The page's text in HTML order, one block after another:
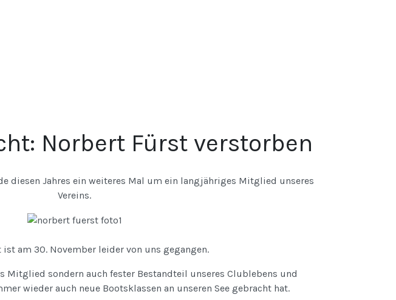
Norbert Fürst verstorben
diesen Jahres ein weiteres Mal um ein langjähriges Mitglied unseres
Vereins.
am 30. November leider von uns gegangen.
Mitglied sondern auch fester Bestandteil unseres Clublebens und
wieder auch neue Bootsklassen an unseren See gebracht hat.